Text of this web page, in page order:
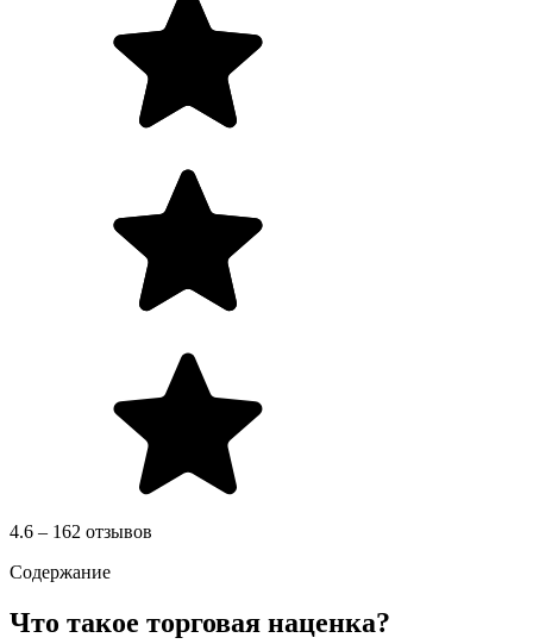
4.6 – 162 отзывов
Содержание
Что такое торговая наценка?